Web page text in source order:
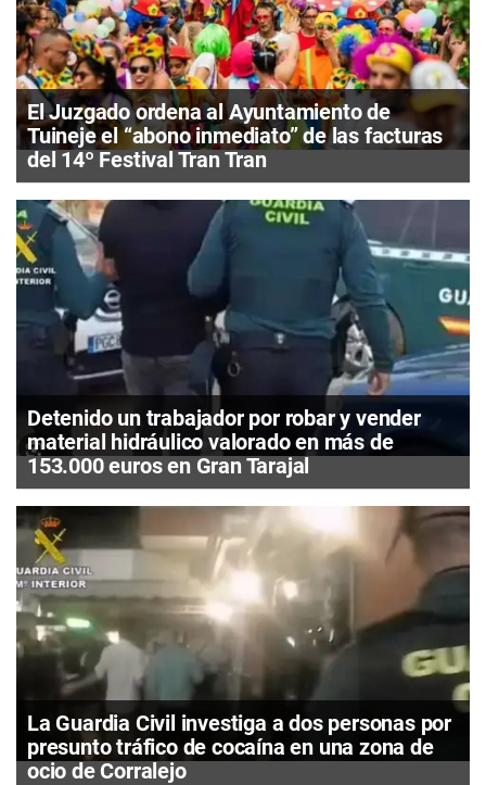
El Juzgado ordena al Ayuntamiento de
Tuineje el “abono inmediato” de las facturas
del 14º Festival Tran Tran
Detenido un trabajador por robar y vender
material hidráulico valorado en más de
153.000 euros en Gran Tarajal
La Guardia Civil investiga a dos personas por
presunto tráfico de cocaína en una zona de
ocio de Corralejo